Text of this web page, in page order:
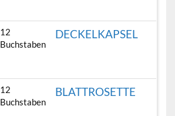
12
Buchstaben
DECKELKAPSEL
12
Buchstaben
BLATTROSETTE